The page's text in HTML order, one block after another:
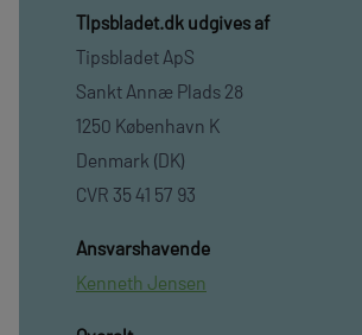
TIpsbladet.dk udgives af
Tipsbladet ApS
Sankt Annæ Plads 28
1250 København K
Denmark (DK)
CVR 35 41 57 93
Ansvarshavende
Kenneth Jensen